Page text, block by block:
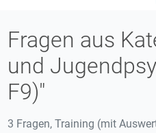
Fragen aus
und
F9)"
3 Fragen, Training (mit